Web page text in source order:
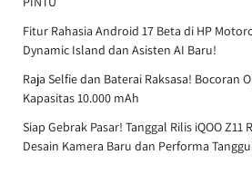
Fitur Rahasia Android 17 Beta di HP
Dynamic Island dan Asisten AI Baru!
Raja Selfie dan Baterai Raksasa! Bocoran
Kapasitas 10.000 mAh
Siap Gebrak Pasar! Tanggal Rilis iQOO Z11
Desain Kamera Baru dan Performa